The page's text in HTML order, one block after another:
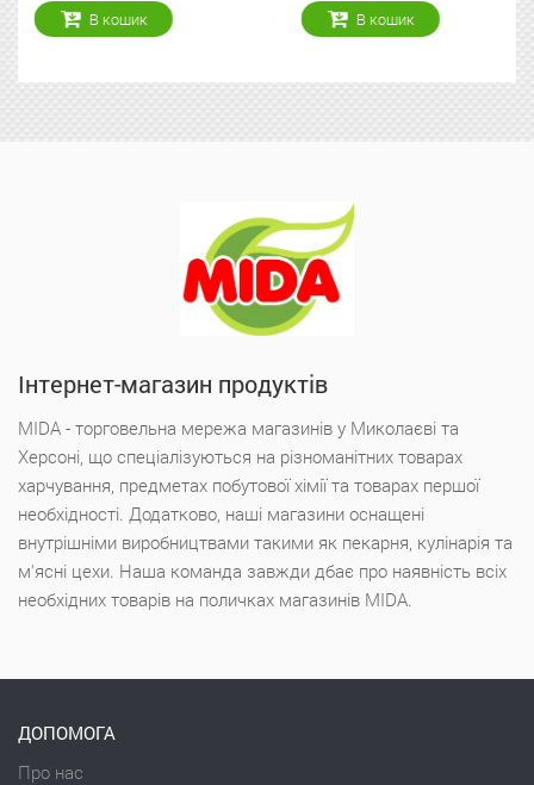
В кошик В кошик
Інтернет-магазин продуктів
MIDA - торговельна мережа магазинів у Миколаєві та
Херсоні, що спеціалізуються на різноманітних товарах
харчування, предметах побутової хімії та товарах першої
необхідності. Додатково, наші магазини оснащені
внутрішніми виробництвами такими як пекарня, кулінарія та
м'ясні цехи. Наша команда завжди дбає про наявність всіх
необхідних товарів на поличках магазинів MIDA.
ДОПОМОГА
Про нас